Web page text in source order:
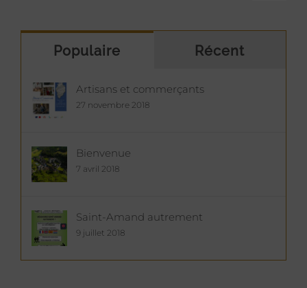
Populaire Récent
Artisans et commerçants
27 novembre 2018
Bienvenue
7 avril 2018
Saint-Amand autrement
9 juillet 2018